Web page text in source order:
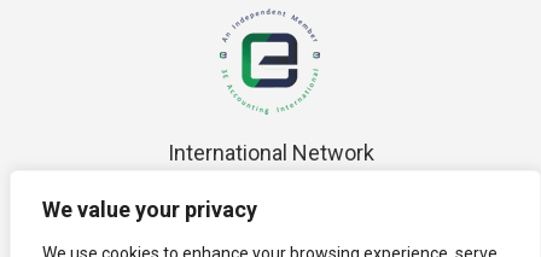
We value your privacy
International Network